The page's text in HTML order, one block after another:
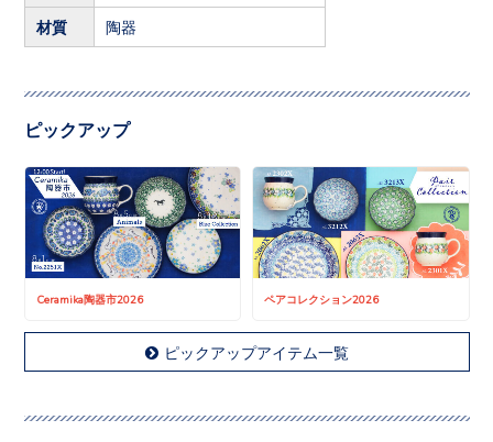
材質 陶器
ピックアップ
Ceramika陶器市2026 ペアコレクション2026
ピックアップアイテム一覧